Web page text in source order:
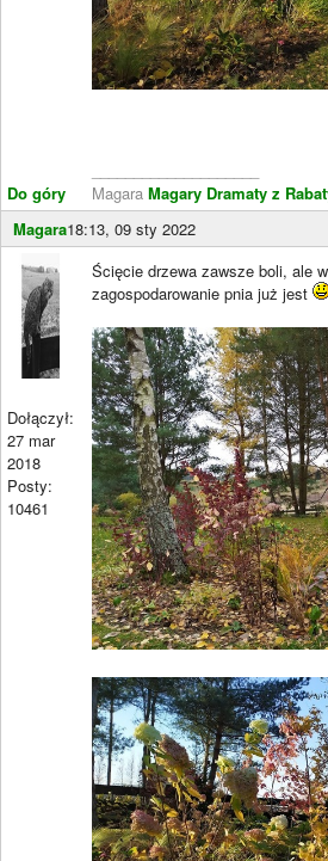
Do góry
Magara Magary Dramaty z
Magara18:13, 09 sty 2022
Dołączył:
27 mar
2018
Posty:
10461
Ścięcie drzewa zawsze boli, ale
zagospodarowanie pnia już jest